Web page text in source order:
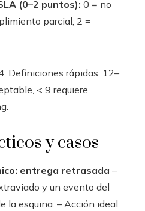
(0–2 puntos): 0 = no
parcial; 2 =
Definiciones rápidas: 12–
< 9 requiere
y casos
entrega retrasada –
y un evento del
la esquina. – Acción ideal: